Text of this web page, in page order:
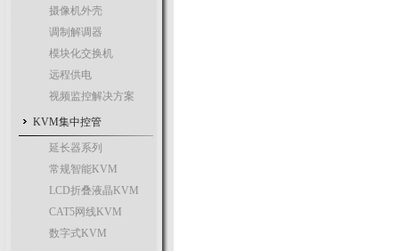
摄像机外壳
调制解调器
模块化交换机
远程供电
视频监控解决方案
KVM集中控管
延长器系列
常规智能KVM
LCD折叠液晶KVM
CAT5网线KVM
数字式KVM